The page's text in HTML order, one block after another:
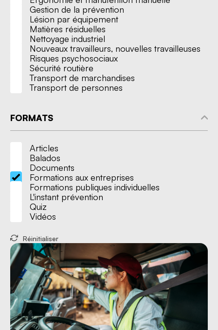
RMPPÉ
Nous joindre
Gestion de la prévention
Lésion par équipement
Matières résiduelles
Nettoyage industriel
Nouveaux travailleurs, nouvelles travailleuses
Risques psychosociaux
Sécurité routière
Transport de marchandises
Transport de personnes
FORMATS
Articles
Balados
Documents
Formations aux entreprises
Formations publiques individuelles
L'instant prévention
Quiz
Vidéos
Réinitialiser